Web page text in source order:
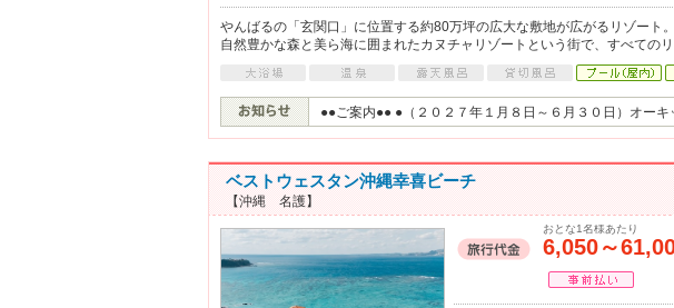
やんばるの「玄関口」に位置する約80万坪の広大な敷地が広がるリゾート。
自然豊かな森と美ら海に囲まれたカヌチャリゾートという街で、すべての
●●ご案内●● ●（２０２７年１月８日～６月３０日）オー
ベストウェスタン沖縄幸喜ビーチ
【沖縄 名護】
おとな1名様あたり
6,050～